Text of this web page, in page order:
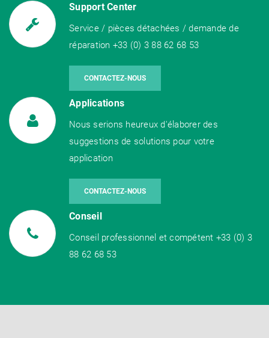
Support Center
Service / pièces détachées / demande de
réparation +33 (0) 3 88 62 68 53
CONTACTEZ-NOUS
Applications
Nous serions heureux d'élaborer des
suggestions de solutions pour votre
application
CONTACTEZ-NOUS
Conseil
Conseil professionnel et compétent +33 (0) 3
88 62 68 53